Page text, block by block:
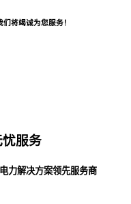
将竭诚为您服务！
服务
力解决方案领先服务商